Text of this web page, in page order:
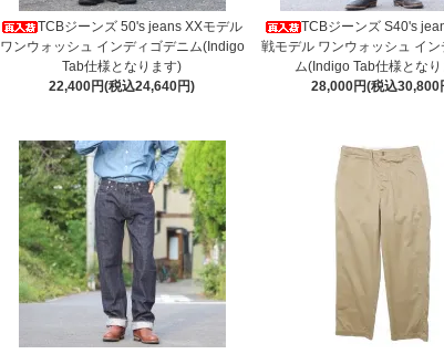
TCBジーンズ 50's jeans XXモデル
ワンウォッシュ インディゴデニム(Indigo
Tab仕様となります)
22,400円(税込24,640円)
TCBジーンズ S40's
戦モデル ワンウォッシュ イン
ム(Indigo Tab仕様とな
28,000円(税込30,800